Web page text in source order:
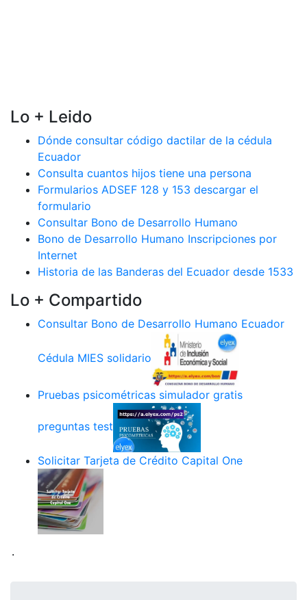
Lo + Leido
Dónde consultar código dactilar de la cédula
Ecuador
Consulta cuantos hijos tiene una persona
Formularios ADSEF 128 y 153 descargar el
formulario
Consultar Bono de Desarrollo Humano
Bono de Desarrollo Humano Inscripciones por
Internet
Historia de las Banderas del Ecuador desde 1533
Lo + Compartido
Consultar Bono de Desarrollo Humano Ecuador
Cédula MIES solidario
Pruebas psicométricas simulador gratis
preguntas test
Solicitar Tarjeta de Crédito Capital One
.